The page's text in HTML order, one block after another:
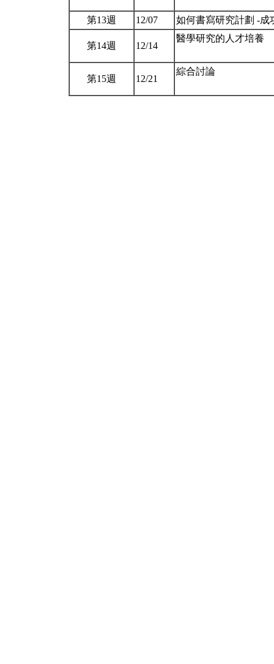
第13週 12/07 如何書寫研究計劃 -
第14週 12/14
醫學研究的人才培養
第15週 12/21
綜合討論